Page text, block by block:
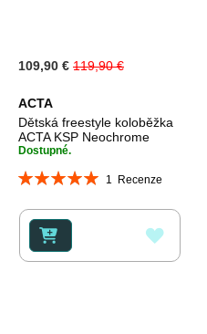
Special
Price
109,90 € 119,90 €
ACTA
Dětská freestyle koloběžka
ACTA KSP Neochrome
Dostupné.
Hodnocení:
1 Recenze
K